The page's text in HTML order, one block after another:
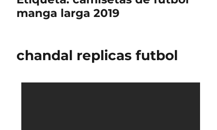
manga larga 2019
chandal replicas futbol